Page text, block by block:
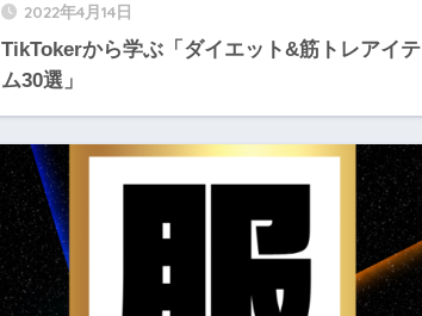
2022年4月14日
TikTokerから学ぶ「ダイエット&筋トレアイテ
ム30選」